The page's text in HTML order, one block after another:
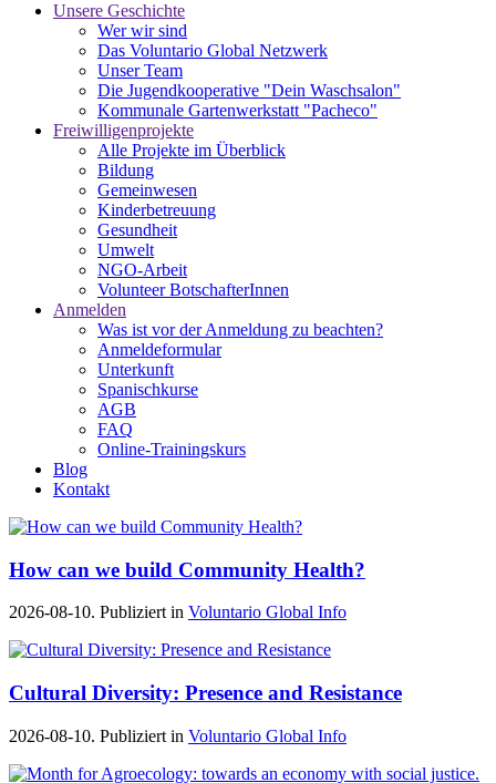
Unsere Geschichte
Wer wir sind
Das Voluntario Global Netzwerk
Unser Team
Die Jugendkooperative "Dein Waschsalon"
Kommunale Gartenwerkstatt "Pacheco"
Freiwilligenprojekte
Alle Projekte im Überblick
Bildung
Gemeinwesen
Kinderbetreuung
Gesundheit
Umwelt
NGO-Arbeit
Volunteer BotschafterInnen
Anmelden
Was ist vor der Anmeldung zu beachten?
Anmeldeformular
Unterkunft
Spanischkurse
AGB
FAQ
Online-Trainingskurs
Blog
Kontakt
How can we build Community Health?
2026-08-10. Publiziert in Voluntario Global Info
Cultural Diversity: Presence and Resistance
2026-08-10. Publiziert in Voluntario Global Info